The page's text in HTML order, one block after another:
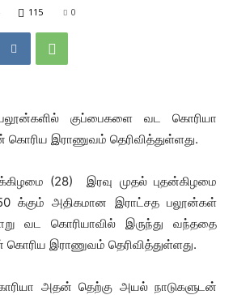
115 0
பலூன்களில் குப்பைகளை வட கொரியா
கொரிய இராணுவம் தெரிவித்துள்ளது.
(28) இரவு முதல் புதன்கிழமை
க்கும் அதிகமான இராட்சத பலூன்கள்
வட கொரியாவில் இருந்து வந்ததை
இராணுவம் தெரிவித்துள்ளது.
அதன் தெற்கு அயல் நாடுகளுடன்